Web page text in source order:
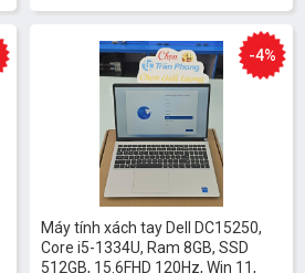
Máy tính xách tay Dell DC15250,
Core i5-1334U, Ram 8GB, SSD
512GB, 15.6FHD 120Hz, Win 11,
-4%